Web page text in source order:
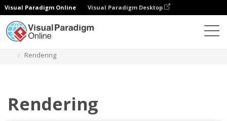
Visual Paradigm Online Visual Paradigm Desktop
Rendering
Rendering